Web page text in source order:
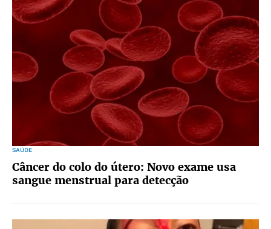
SAÚDE
Câncer do colo do útero: Novo exame usa
sangue menstrual para detecção